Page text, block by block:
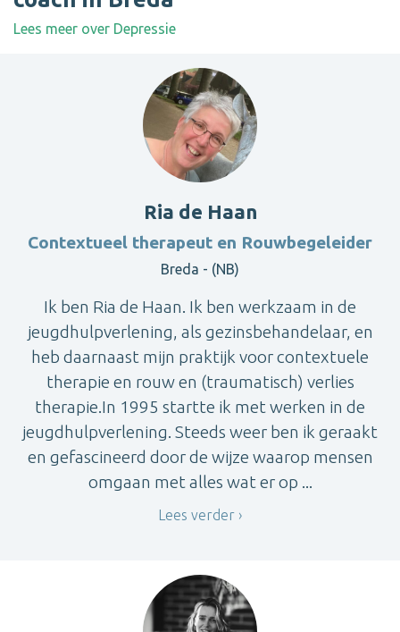
Lees meer over Depressie
Ria de Haan
Contextueel therapeut en Rouwbegeleider
Breda - (NB)
Ik ben Ria de Haan. Ik ben werkzaam in de
jeugdhulpverlening, als gezinsbehandelaar, en
heb daarnaast mijn praktijk voor contextuele
therapie en rouw en (traumatisch) verlies
therapie.In 1995 startte ik met werken in de
jeugdhulpverlening. Steeds weer ben ik geraakt
en gefascineerd door de wijze waarop mensen
omgaan met alles wat er op ...
Lees verder